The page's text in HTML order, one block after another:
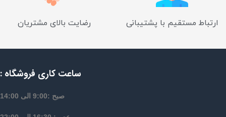
ارتباط مستقیم با پشتیبانی رضایت بالای مشتریان
ساعت کاری فروشگاه :
صبح :9:00 الی 14:00